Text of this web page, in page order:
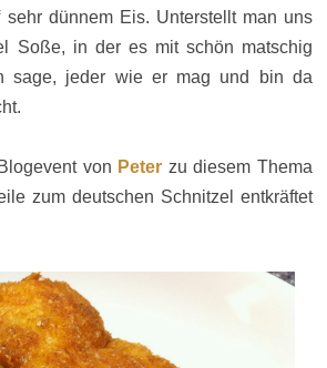
dünnem Eis. Unterstellt man uns
Soße, in der es mit schön matschig
sage, jeder wie er mag und bin da
von Peter zu diesem Thema
zum deutschen Schnitzel entkräftet